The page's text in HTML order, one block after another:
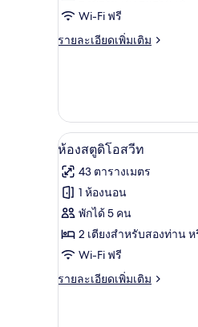
ดี
ลัก
2
เตียง
Wi-Fi ฟรี
รายละเอียดเพิ่มเติม
ราย
กับ
ห้อง
ดี
ลัก
ซ์,
เตียง
ใหญ่
2
เตียง
เปิด
ภาพถ่าย
ทั้งหมด
ของ
ห้อง
สตู
ดิ
9
ห้องสตูดิโอสวีท
43 ตารางเมตร
1 ห้องนอน
พักได้ 5 คน
2 เตียงสำหรับสองท่าน ห
Wi-Fi ฟรี
รายละเอียดเพิ่มเติม
ราย